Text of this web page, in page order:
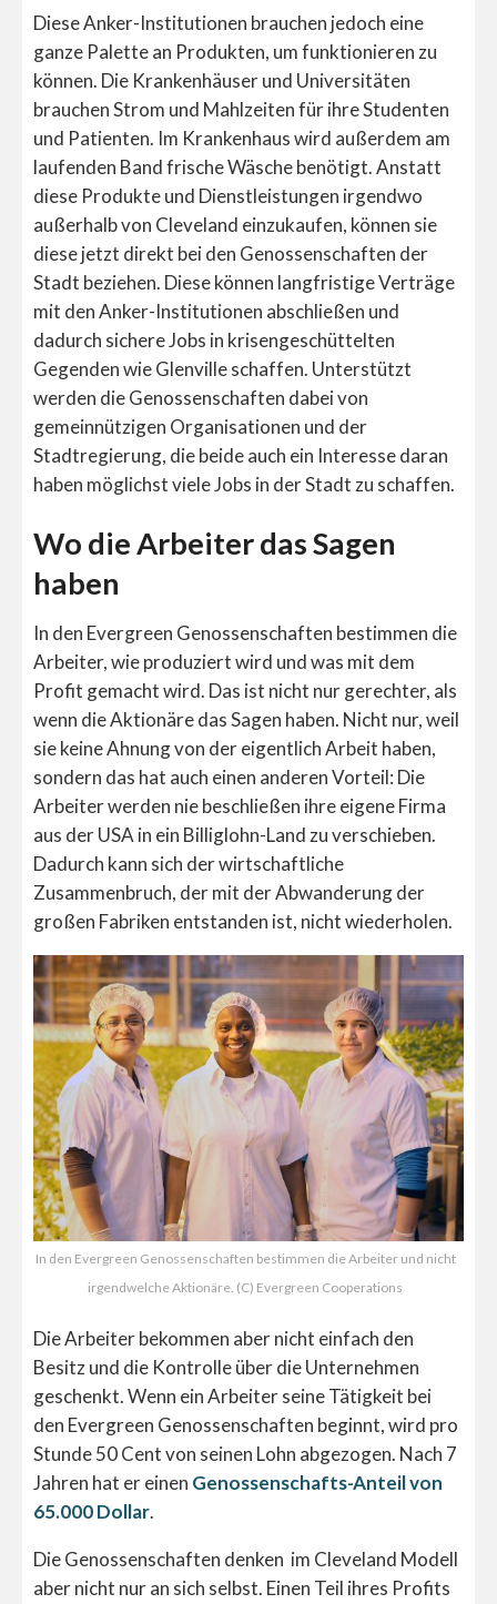
Diese Anker-Institutionen brauchen jedoch eine
ganze Palette an Produkten, um funktionieren zu
können. Die Krankenhäuser und Universitäten
brauchen Strom und Mahlzeiten für ihre Studenten
und Patienten. Im Krankenhaus wird außerdem am
laufenden Band frische Wäsche benötigt. Anstatt
diese Produkte und Dienstleistungen irgendwo
außerhalb von Cleveland einzukaufen, können sie
diese jetzt direkt bei den Genossenschaften der
Stadt beziehen. Diese können langfristige Verträge
mit den Anker-Institutionen abschließen und
dadurch sichere Jobs in krisengeschüttelten
Gegenden wie Glenville schaffen. Unterstützt
werden die Genossenschaften dabei von
gemeinnützigen Organisationen und der
Stadtregierung, die beide auch ein Interesse daran
haben möglichst viele Jobs in der Stadt zu schaffen.
Wo die Arbeiter das Sagen
haben
In den Evergreen Genossenschaften bestimmen die
Arbeiter, wie produziert wird und was mit dem
Profit gemacht wird. Das ist nicht nur gerechter, als
wenn die Aktionäre das Sagen haben. Nicht nur, weil
sie keine Ahnung von der eigentlich Arbeit haben,
sondern das hat auch einen anderen Vorteil: Die
Arbeiter werden nie beschließen ihre eigene Firma
aus der USA in ein Billiglohn-Land zu verschieben.
Dadurch kann sich der wirtschaftliche
Zusammenbruch, der mit der Abwanderung der
großen Fabriken entstanden ist, nicht wiederholen.
In den Evergreen Genossenschaften bestimmen die Arbeiter und nicht
irgendwelche Aktionäre. (C) Evergreen Cooperations
Die Arbeiter bekommen aber nicht einfach den
Besitz und die Kontrolle über die Unternehmen
geschenkt. Wenn ein Arbeiter seine Tätigkeit bei
den Evergreen Genossenschaften beginnt, wird pro
Stunde 50 Cent von seinen Lohn abgezogen. Nach 7
Jahren hat er einen Genossenschafts-Anteil von
65.000 Dollar.
Die Genossenschaften denken im Cleveland Modell
aber nicht nur an sich selbst. Einen Teil ihres Profits